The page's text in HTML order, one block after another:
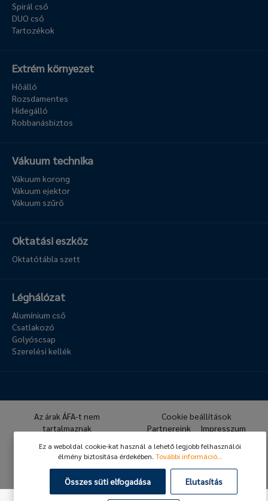
Spirál cső
DUO cső
Tartozékok
Extrém környezet
Hőálló
Rozsdamentes
Hidegálló
Robbanásbiztos
Vákuum technika
Vákuum korong
Vákuum ejektor
Vákuum szűrő
Oktatási eszköz
Oktatótábla szett
Léghálózat
Alumínium cső
Csatlakozó
Golyóscsap
Szerelési kellék
© 2026 Hafner Pneumatika
Az árak ÁFA-t nem
tartalmaznak
Cookie beállítások
Partnereink
Impresszum
GDPR
ÁSZF
Ez a weboldal cookie-kat használ a lehető legjobb felhasználói
élmény biztosítása érdekében. További információ...
Összes süti elfogadása Elutasítás